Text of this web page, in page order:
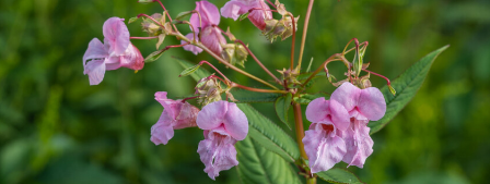
Mat & jordbruk
Skog
Social hållbarhet
252 ARTIKLAR
Landsbygd
939 ARTIKLAR
Livsstil & konsumtion